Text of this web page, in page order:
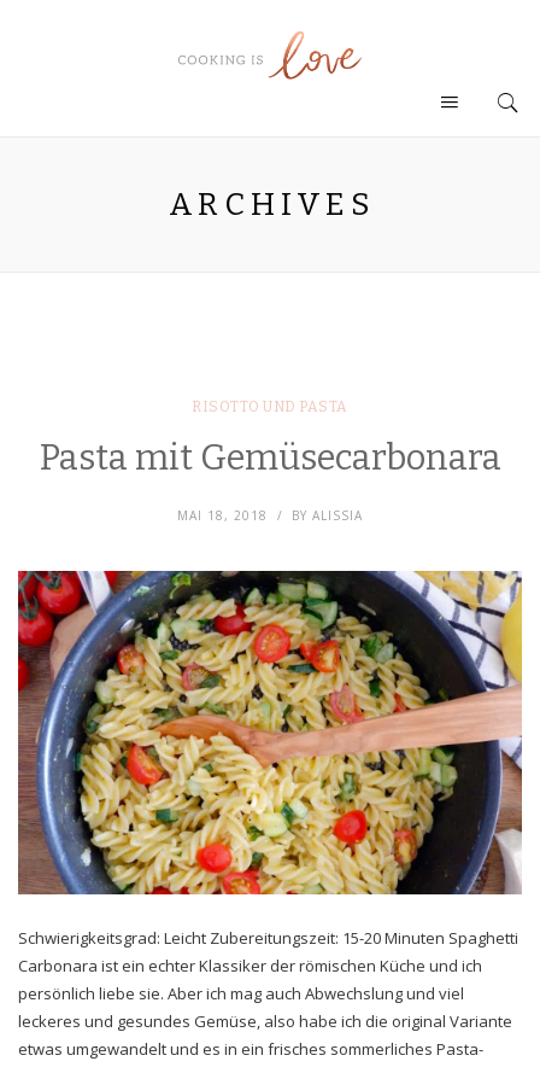
ARCHIVES
RISOTTO UND PASTA
Pasta mit Gemüsecarbonara
MAI 18, 2018 BY ALISSIA
Schwierigkeitsgrad: Leicht Zubereitungszeit: 15-20 Minuten Spaghetti
Carbonara ist ein echter Klassiker der römischen Küche und ich
persönlich liebe sie. Aber ich mag auch Abwechslung und viel
leckeres und gesundes Gemüse, also habe ich die original Variante
etwas umgewandelt und es in ein frisches sommerliches Pasta-